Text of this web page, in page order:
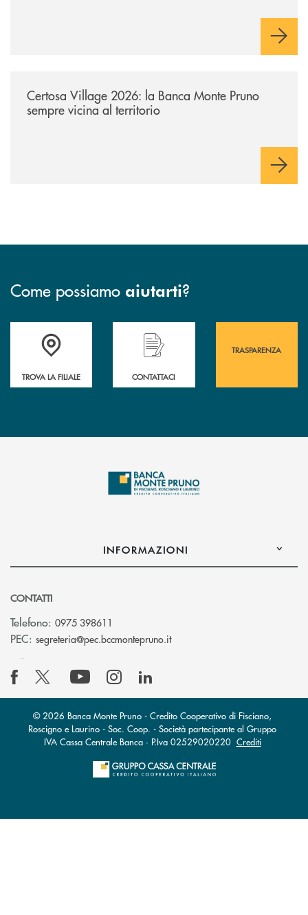
Certosa Village 2026: la Banca Monte Pruno
sempre vicina al territorio
Come possiamo aiutarti?
Accedi all' elenco completo&nbsp; delle&nbsp; filiali&nbsp; di Banca
TROVA LA FILIALE
Hai bisogno di assistenza immediata?
CONTATTACI
TRASPARENZA
INFORMAZIONI
CONTATTI
Telefono: 0975 398611
PEC: segreteria@pec.bccmontepruno.it(si apre l’app di posta
© 2026 Banca Monte Pruno - Credito Cooperativo di Fisciano,
Roscigno e Laurino - Soc. Coop. - Società partecipante al Gruppo
IVA Cassa Centrale Banca · P.Iva 02529020220 Crediti